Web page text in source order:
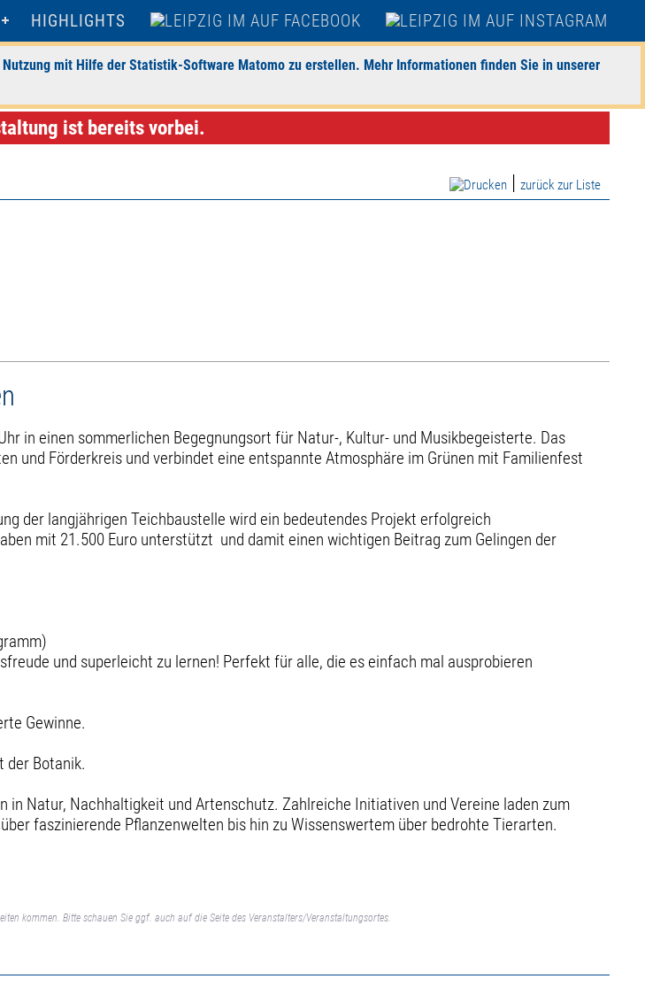
HIGHLIGHTS
mit Hilfe der Statistik-Software Matomo zu erstellen. Mehr Informationen finden Sie in unserer
ist bereits vorbei.
| zurück zur Liste
in einen sommerlichen Begegnungsort für Natur-, Kultur- und Musikbegeisterte. Das
und Förderkreis und verbindet eine entspannte Atmosphäre im Grünen mit Familienfest
der langjährigen Teichbaustelle wird ein bedeutendes Projekt erfolgreich
mit 21.500 Euro unterstützt und damit einen wichtigen Beitrag zum Gelingen der
und superleicht zu lernen! Perfekt für alle, die es einfach mal ausprobieren
Gewinne.
der Botanik.
Natur, Nachhaltigkeit und Artenschutz. Zahlreiche Initiativen und Vereine laden zum
faszinierende Pflanzenwelten bis hin zu Wissenswertem über bedrohte Tierarten.
kommen. Bitte schauen Sie ggf. auch auf die Seite des Veranstalters/Veranstaltungsortes.